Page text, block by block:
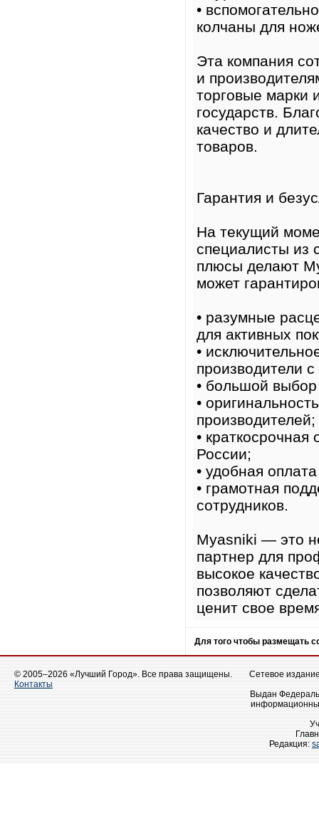
•
колчаны для
Эта компания
и
торговые марки
государств.
качество и
товаров.
Гарантия и
На текущий
специалисты из
плюсы делают
может
• разумные
для активных
•
производители
• большой
•
производителей;
• краткосрочная
России;
• удобная
• грамотная
сотрудников.
Myasniki — это
партнер для
высокое
позволяют
ценит свое
Для того чтобы размещать
© 2005–2026 «Лучший Город». Все права защищены.
Контакты
Сетевое
Выдан
Редакция: